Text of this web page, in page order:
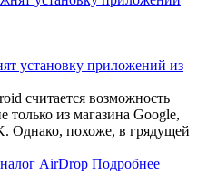
установку приложений из
считается возможность
только из магазина Google,
Однако, похоже, в грядущей
Подробнее